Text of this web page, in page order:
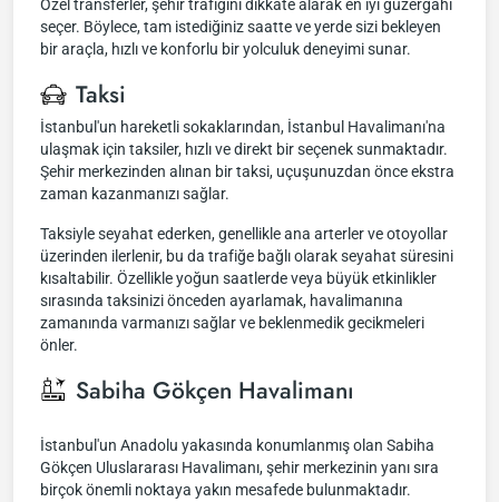
Özel transferler, şehir trafiğini dikkate alarak en iyi güzergahı
seçer. Böylece, tam istediğiniz saatte ve yerde sizi bekleyen
bir araçla, hızlı ve konforlu bir yolculuk deneyimi sunar.
Taksi
İstanbul'un hareketli sokaklarından, İstanbul Havalimanı'na
ulaşmak için taksiler, hızlı ve direkt bir seçenek sunmaktadır.
Şehir merkezinden alınan bir taksi, uçuşunuzdan önce ekstra
zaman kazanmanızı sağlar.
Taksiyle seyahat ederken, genellikle ana arterler ve otoyollar
üzerinden ilerlenir, bu da trafiğe bağlı olarak seyahat süresini
kısaltabilir. Özellikle yoğun saatlerde veya büyük etkinlikler
sırasında taksinizi önceden ayarlamak, havalimanına
zamanında varmanızı sağlar ve beklenmedik gecikmeleri
önler.
Sabiha Gökçen Havalimanı
İstanbul'un Anadolu yakasında konumlanmış olan Sabiha
Gökçen Uluslararası Havalimanı, şehir merkezinin yanı sıra
birçok önemli noktaya yakın mesafede bulunmaktadır.